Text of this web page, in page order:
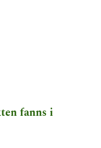
fanns i